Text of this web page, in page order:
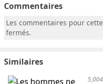
Commentaires
Les commentaires pour
fermés.
Similaires